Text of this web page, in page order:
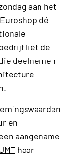
aan het
dé
liet de
deelnemen
en
aangename
JMT haar